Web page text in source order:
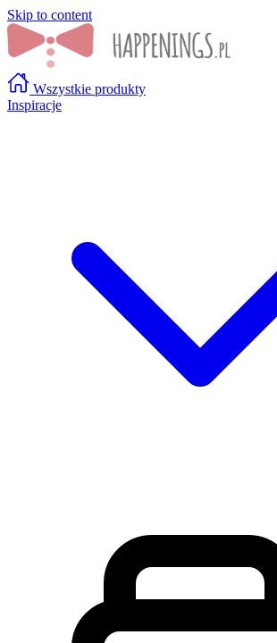
Skip to content
Wszystkie produkty
Inspiracje